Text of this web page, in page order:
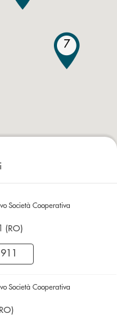
Società Cooperativa
(RO)
Società Cooperativa
7